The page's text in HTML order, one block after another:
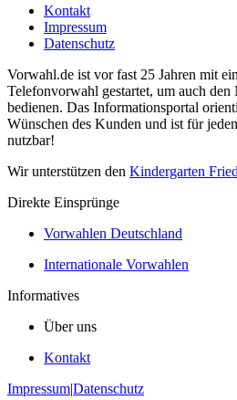
Kontakt
Impressum
Datenschutz
Vorwahl.de ist vor fast 25 Jahren mit
Telefonvorwahl gestartet, um auch
bedienen. Das Informationsportal
Wünschen des Kunden und ist für
nutzbar!
Wir unterstützen den Kindergarten
Direkte Einsprünge
Vorwahlen Deutschland
Internationale Vorwahlen
Informatives
Über uns
Kontakt
Impressum|Datenschutz